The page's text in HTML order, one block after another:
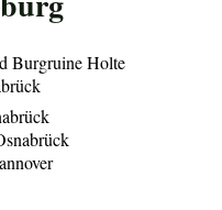
Burgruine Holte